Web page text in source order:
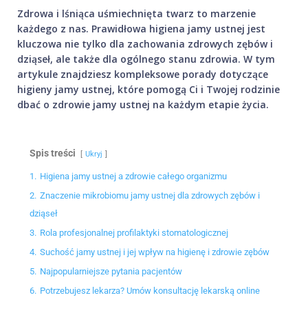
Zdrowa i lśniąca uśmiechnięta twarz to marzenie
każdego z nas. Prawidłowa higiena jamy ustnej jest
kluczowa nie tylko dla zachowania zdrowych zębów i
dziąseł, ale także dla ogólnego stanu zdrowia. W tym
artykule znajdziesz kompleksowe porady dotyczące
higieny jamy ustnej, które pomogą Ci i Twojej rodzinie
dbać o zdrowie jamy ustnej na każdym etapie życia.
Spis treści Ukryj
1. Higiena jamy ustnej a zdrowie całego organizmu
2. Znaczenie mikrobiomu jamy ustnej dla zdrowych zębów i
dziąseł
3. Rola profesjonalnej profilaktyki stomatologicznej
4. Suchość jamy ustnej i jej wpływ na higienę i zdrowie zębów
5. Najpopularniejsze pytania pacjentów
6. Potrzebujesz lekarza? Umów konsultację lekarską online